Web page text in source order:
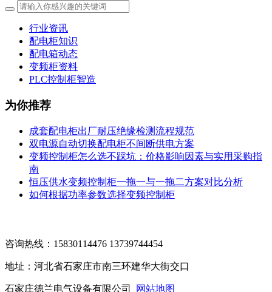
行业资讯
配电柜知识
配电箱动态
变频柜资料
PLC控制柜智造
为你推荐
成套配电柜出厂耐压绝缘检测流程规范
双电源自动切换配电柜不间断供电方案
变频控制柜怎么选不踩坑：价格影响因素与实用采购指
南
恒压供水变频控制柜一拖一与一拖二方案对比分析
如何根据功率参数选择变频控制柜
咨询热线：15830114476 13739744454
地址：河北省石家庄市南三环建华大街交口
石家庄德兰电气设备有限公司 网站地图